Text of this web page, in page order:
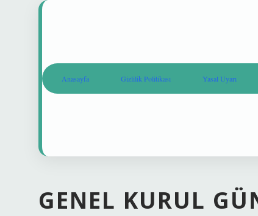
Anasayfa Gizlilik Politikası Yasal Uyarı
GENEL KURUL